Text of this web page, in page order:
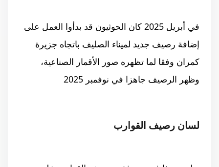
في أبريل 2025 كان الحوثيون قد بدأوا العمل على
إضافة رصيف جديد لميناء الصليف باتجاه جزيرة
كمران وفقا لما تظهره صور الأقمار الصناعية،
وظهر الرصيف جاهزا في نوفمبر 2025
لسان رصيف القوارب